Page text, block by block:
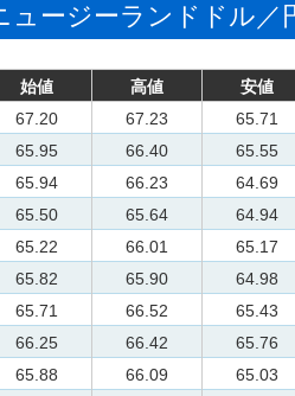
ージーランドドル／
始値 高値
安値
67.20 67.23
65.71
65.95 66.40
65.55
65.94 66.23
64.69
65.50 65.64
64.94
65.22 66.01
65.17
65.82 65.90
64.98
65.71 66.52
65.43
66.25 66.42
65.76
65.88 66.09
65.03